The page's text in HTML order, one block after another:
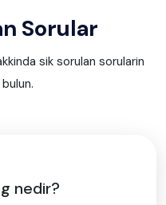
Sorular
sik sorulan sorularin
nedir?